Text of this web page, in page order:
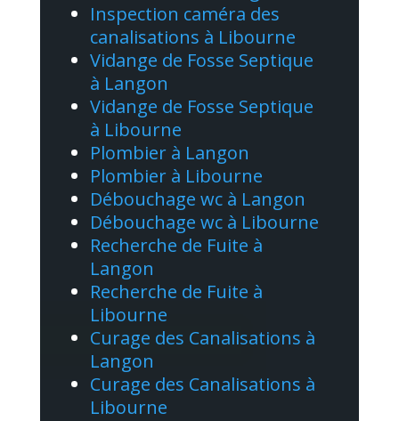
Inspection caméra des
canalisations à Libourne
Vidange de Fosse Septique
à Langon
Vidange de Fosse Septique
à Libourne
Plombier à Langon
Plombier à Libourne
Débouchage wc à Langon
Débouchage wc à Libourne
Recherche de Fuite à
Langon
Recherche de Fuite à
Libourne
Curage des Canalisations à
Langon
Curage des Canalisations à
Libourne